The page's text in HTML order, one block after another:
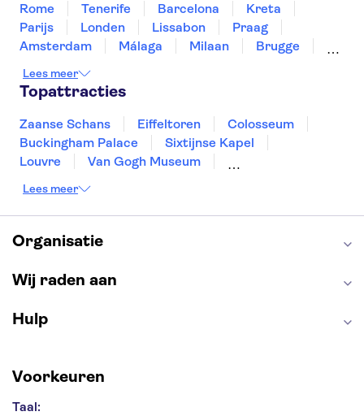
Rome Tenerife Barcelona
Kreta
Parijs
Londen Lissabon
Praag
Amsterdam
Málaga Milaan
Brugge
Den Haag
Utrecht
Haarlem
Leiden
Lees meer
Topattracties
Zaanse Schans Eiffeltoren
Colosseum
Buckingham Palace
Sixtijnse Kapel
Louvre
Van Gogh Museum
Tower of London
Moulin Rouge
Keukenhof
ARTIS
Edinburgh Castle
Alhambra
Lees meer
Organisatie
Wij raden aan
Hulp
Voorkeuren
Taal: